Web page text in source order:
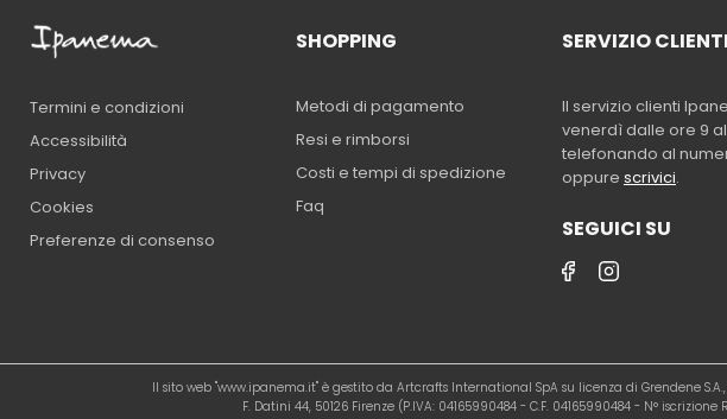
Termini e condizioni
Accessibilità
Privacy
Cookies
Preferenze di consenso
SHOPPING
Metodi di pagamento
Resi e rimborsi
Costi e tempi di spedizione
Faq
SERVIZIO CLIENTI
Il servizio clienti
venerdì dalle ore 9
telefonando al
oppure scrivici.
SEGUICI SU
Il sito web "www.ipanema.it" è gestito da Artcrafts International SpA su licenza di Grendene
F. Datini 44, 50126 Firenze (P.IVA: 04165990484 - C.F. 04165990484 - N°